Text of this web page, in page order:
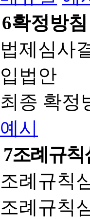
6확정방
법제심사
입법안
최종 확정
예시
7조례규칙
조례규칙
조례규칙